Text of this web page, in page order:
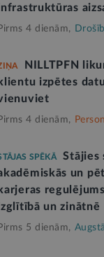
Pirms 4 dienām,
NILLTPFN
klientu izpētes
Pirms 4 dienām,
SPĒKĀ
Stājies
un
karjeras
un zinātnē
Pirms 5 dienām,